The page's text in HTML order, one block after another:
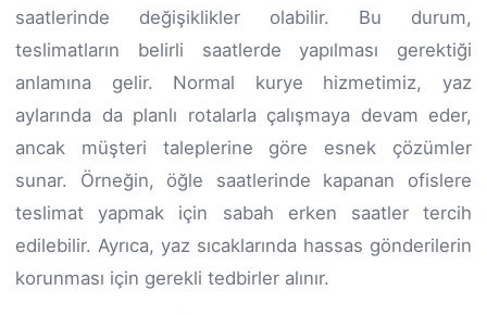
saatlerinde değişiklikler olabilir. Bu durum,
teslimatların belirli saatlerde yapılması gerektiği
anlamına gelir. Normal kurye hizmetimiz, yaz
aylarında da planlı rotalarla çalışmaya devam eder,
ancak müşteri taleplerine göre esnek çözümler
sunar. Örneğin, öğle saatlerinde kapanan ofislere
teslimat yapmak için sabah erken saatler tercih
edilebilir. Ayrıca, yaz sıcaklarında hassas gönderilerin
korunması için gerekli tedbirler alınır.